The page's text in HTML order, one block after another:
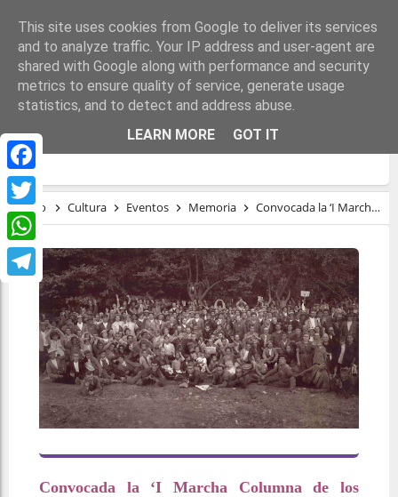
Facebook
Twitter
WhatsApp
Telegram
CONVOCADA LA ‘I MARCHA COLUMNA DE
LOS 8.000’ PARA EL 15 DE SEPTIEMBRE
Inicio Cultura Eventos Memoria Convocada la ‘I Marcha Columna de los 8.000’ para el 15 de septiembre
Convocada la ‘I Marcha Columna de los
This site uses cookies from Google to deliver its services
and to analyze traffic. Your IP address and user-agent are
shared with Google along with performance and security
metrics to ensure quality of service, generate usage
statistics, and to detect and address abuse.
LEARN MORE
GOT IT